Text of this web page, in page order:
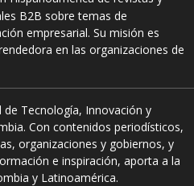
B2B sobre temas de
empresarial. Su misión es
en las organizaciones de
Tecnología, Innovación y
Con contenidos periodísticos,
organizaciones y gobiernos, y
e inspiración, aporta a la
y Latinoamérica.